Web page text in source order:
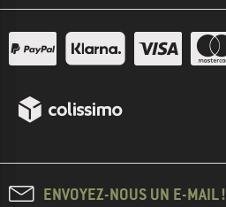
ENVOYEZ-NOUS UN E-MAIL !